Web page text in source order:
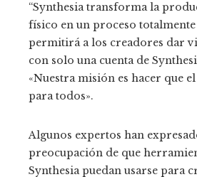
“Synthesia transforma la
físico en un proceso
permitirá a los creadores dar
con solo una cuenta de
«Nuestra misión es hacer que
para todos».
Algunos expertos han
preocupación de que
Synthesia puedan usarse para